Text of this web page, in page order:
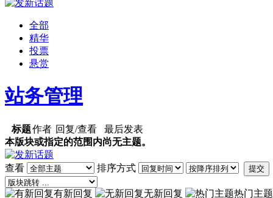
全部
精华
投票
悬赏
站务管理
标题作者 回复/查看
最后发表
本版块或指定的范围内尚无主题。
查看 排序方式 提交
有新回复 无新回复 热门主题